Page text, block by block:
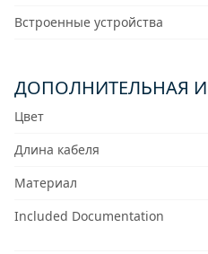
Встроенные устройства
ДОПОЛНИТЕЛЬНАЯ
Цвет
Длина кабеля
Материал
Included Documentation